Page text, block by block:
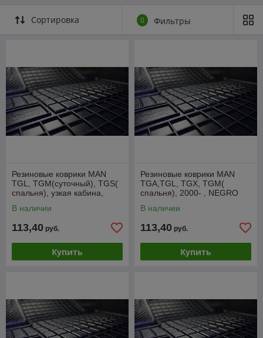
Сортировка 0 Фильтры
Резиновые коврики MAN
TGL, TGM(суточный), TGS(
спальня), узкая кабина,
В наличии
113,40 руб.
Купить
Резиновые коврики MAN
TGA,TGL, TGX, TGM(
спальня), 2000- , NEGRO
В наличии
113,40 руб.
Купить